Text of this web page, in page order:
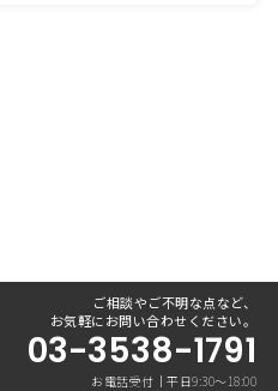
ご相談やご不明な点など、
お気軽にお問い合わせください。
03-3538-1791
お電話受付｜平日9:30〜18:00